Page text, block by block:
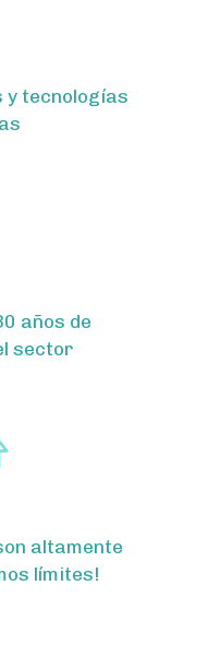
y tecnologías
años de
sector
altamente
límites!